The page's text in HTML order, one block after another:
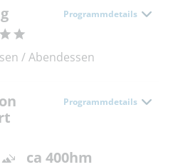
Programmdetails
/ Abendessen
Programmdetails
ca 400hm